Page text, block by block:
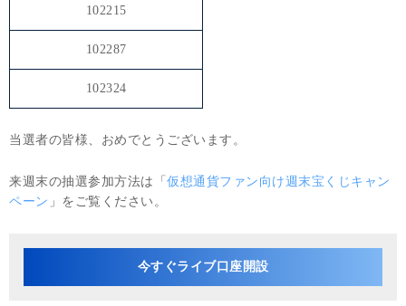
102215
102287
102324
当選者の皆様、おめでとうございます。
来週末の抽選参加方法は「 仮想通貨ファン向け週末宝くじキャン
ペーン 」をご覧ください。
今すぐライブ口座開設